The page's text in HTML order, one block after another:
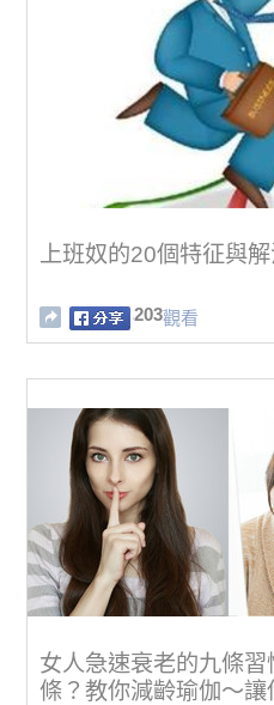
上班奴的20個特征與
203觀看
女人急速衰老的九條
條？教你減齡瑜伽～讓